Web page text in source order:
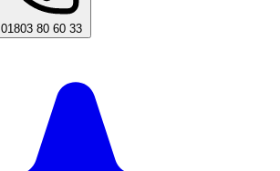
01803 80 60 33